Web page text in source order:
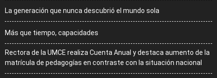
La generación que nunca descubrió el mundo sola
Más que tiempo, capacidades
Rectora de la UMCE realiza Cuenta Anual y destaca aumento de la
matrícula de pedagogías en contraste con la situación nacional